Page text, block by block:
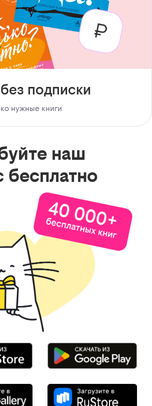
подписки
нужные книги
наш
бесплатно